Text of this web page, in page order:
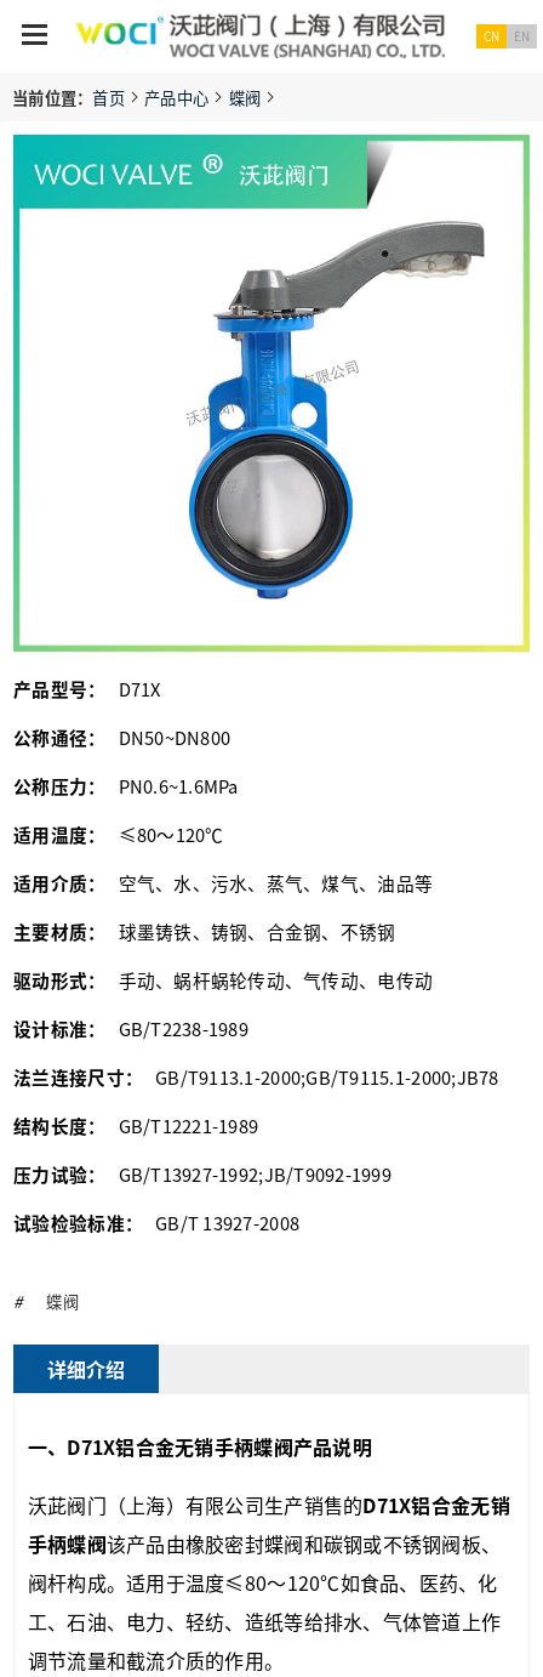
CN EN
当前位置：首页 产品中心 蝶阀
产品型号：
D71X
公称通径：
DN50~DN800
公称压力：
PN0.6~1.6MPa
适用温度：
≤80～120℃
适用介质：
空气、水、污水、蒸气、煤气、油品等
主要材质：
球墨铸铁、铸钢、合金钢、不锈钢
驱动形式：
手动、蜗杆蜗轮传动、气传动、电传动
设计标准：
GB/T2238-1989
法兰连接尺寸：
GB/T9113.1-2000;GB/T9115.1-2000;JB78
结构长度：
GB/T12221-1989
压力试验：
GB/T13927-1992;JB/T9092-1999
试验检验标准：
GB/T 13927-2008
# 蝶阀
详细介绍
一、D71X铝合金无销手柄蝶阀产品说明
沃茈阀门（上海）有限公司生产销售的D71X铝合金无销
手柄蝶阀该产品由橡胶密封蝶阀和碳钢或不锈钢阀板、
阀杆构成。适用于温度≤80～120℃如食品、医药、化
工、石油、电力、轻纺、造纸等给排水、气体管道上作
调节流量和截流介质的作用。